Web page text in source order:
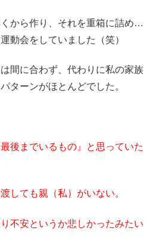
から作り、それを重箱に詰め…
動会をしていました（笑）
間に合わず、代わりに私の家族
ターンがほとんどでした。
後までいるもの』と思っていた
しても親（私）がいない。
不安というか悲しかったみたい